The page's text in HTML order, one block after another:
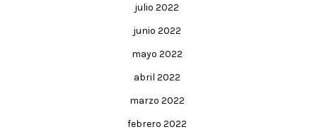
julio 2022
junio 2022
mayo 2022
abril 2022
marzo 2022
febrero 2022